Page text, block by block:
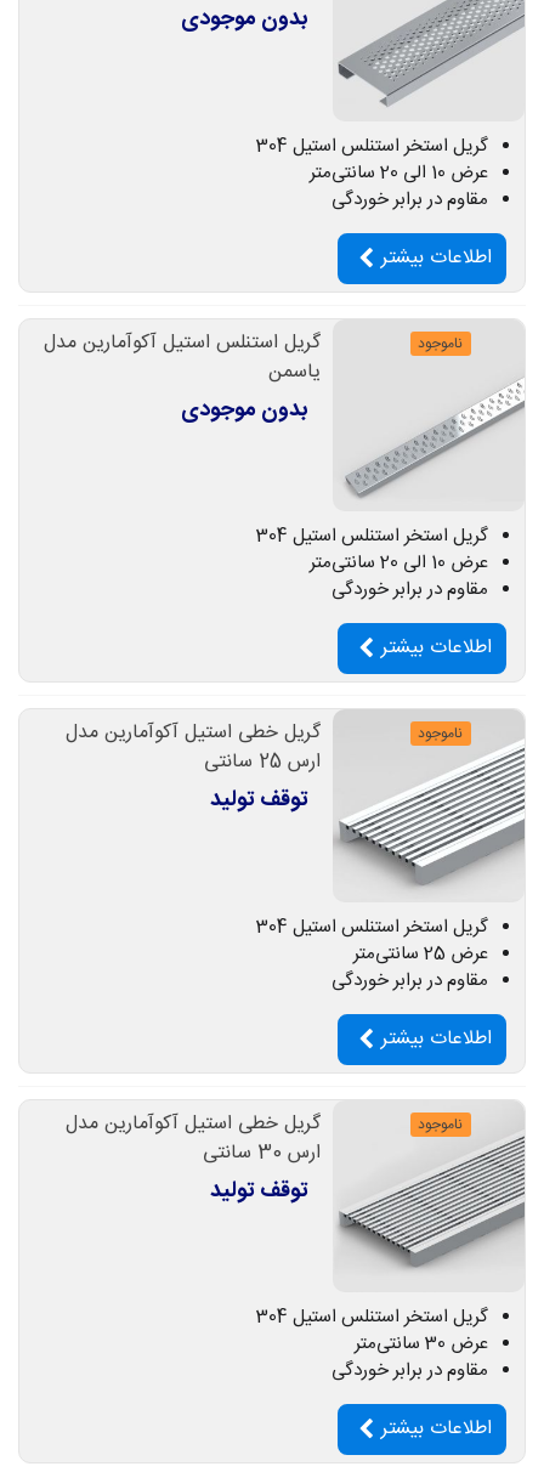
بدون موجودی
گریل استخر استنلس استیل 304
عرض 10 الی 20 سانتی‌متر
مقاوم در برابر خوردگی
اطلاعات بیشتر
ناموجود
گریل استنلس استیل آکوآمارین مدل
یاسمن
بدون موجودی
گریل استخر استنلس استیل 304
عرض 10 الی 20 سانتی‌متر
مقاوم در برابر خوردگی
اطلاعات بیشتر
ناموجود
گریل خطی استیل آکوآمارین مدل
ارس 25 سانتی
توقف تولید
گریل استخر استنلس استیل 304
عرض 25 سانتی‌متر
مقاوم در برابر خوردگی
اطلاعات بیشتر
ناموجود
گریل خطی استیل آکوآمارین مدل
ارس 30 سانتی
توقف تولید
گریل استخر استنلس استیل 304
عرض 30 سانتی‌متر
مقاوم در برابر خوردگی
اطلاعات بیشتر